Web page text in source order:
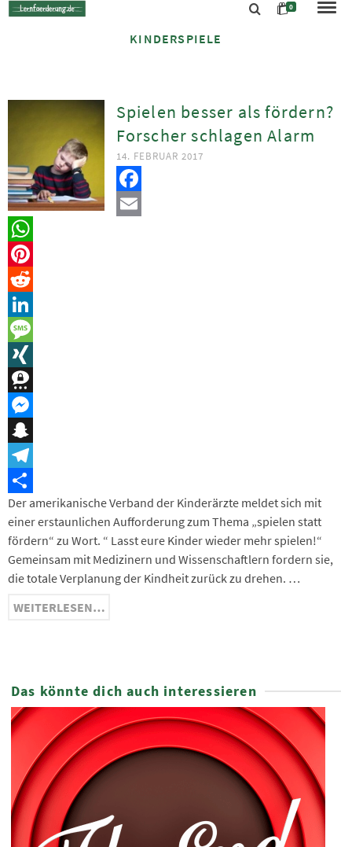
0
KINDERSPIELE
Spielen besser als fördern?
Forscher schlagen Alarm
14. FEBRUAR 2017
Facebook
Email
WhatsApp
Pinterest
Reddit
LinkedIn
Message
XING
Threema
Messenger
Snapchat
Telegram
Teilen
Der amerikanische Verband der Kinderärzte meldet sich mit
einer erstaunlichen Aufforderung zum Thema „spielen statt
fördern“ zu Wort. “ Lasst eure Kinder wieder mehr spielen!“
Gemeinsam mit Medizinern und Wissenschaftlern fordern sie,
die totale Verplanung der Kindheit zurück zu drehen. …
WEITERLESEN…
Das könnte dich auch interessieren